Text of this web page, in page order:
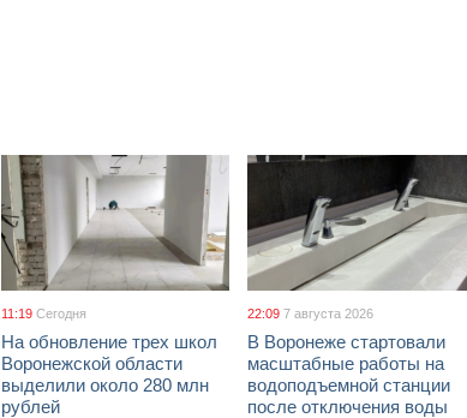
11:19 Сегодня
На обновление трех школ
Воронежской области
выделили около 280 млн
рублей
22:09 7 августа 2026
В Воронеже стартовали
масштабные работы на
водоподъемной станции
после отключения воды